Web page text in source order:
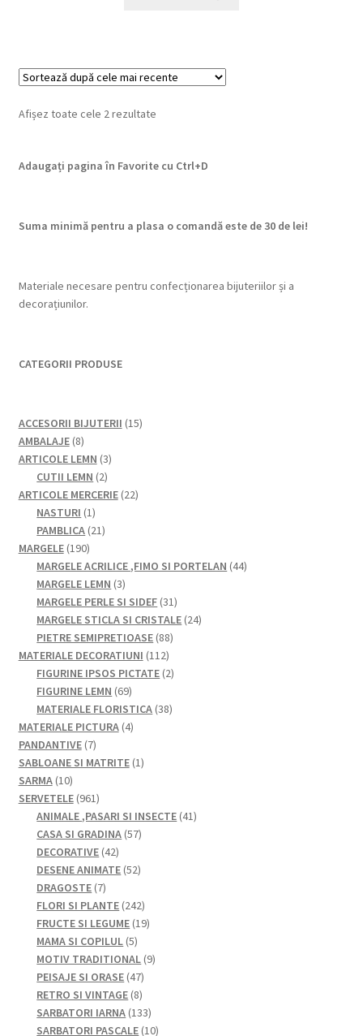
Afișez toate cele 2 rezultateSortat
mai
Adaugați pagina în Favorite cu Ctrl+D
Suma minimă pentru a plasa o comandă este de 30 de lei!
Materiale necesare pentru confecționarea bijuteriilor și a
decorațiunilor.
CATEGORII PRODUSE
ACCESORII BIJUTERII 1515
AMBALAJE 88
produse
ARTICOLE LEMN 33
CUTII LEMN 22
produse
ARTICOLE MERCERIE 2222
NASTURI 11
produs
PAMBLICA 2121
produse
MARGELE 190190
de
produse
MARGELE ACRILICE ,FIMO SI PORTELAN 4444
MARGELE LEMN 33
produse
MARGELE PERLE SI SIDEF 3131
de
MARGELE STICLA SI CRISTALE 2424
PIETRE SEMIPRETIOASE 8888
produse
MATERIALE DECORATIUNI 112112
produse
FIGURINE IPSOS PICTATE 22
FIGURINE LEMN 6969
de
produse
MATERIALE FLORISTICA 3838
MATERIALE PICTURA 44
PANDANTIVE 77
produse
SABLOANE SI MATRITE 11
SARMA 1010
produse
SERVETELE 961961
de
produse
ANIMALE ,PASARI SI INSECTE 4141
CASA SI GRADINA 5757
produse
DECORATIVE 4242
de
DESENE ANIMATE 5252
produse
DRAGOSTE 77
produse
FLORI SI PLANTE 242242
de
FRUCTE SI LEGUME 1919
MAMA SI COPILUL 55
produse
MOTIV TRADITIONAL 99
PEISAJE SI ORASE 4747
de
produse
RETRO SI VINTAGE 88
produse
SARBATORI IARNA 133133
de
SARBATORI PASCALE 1010